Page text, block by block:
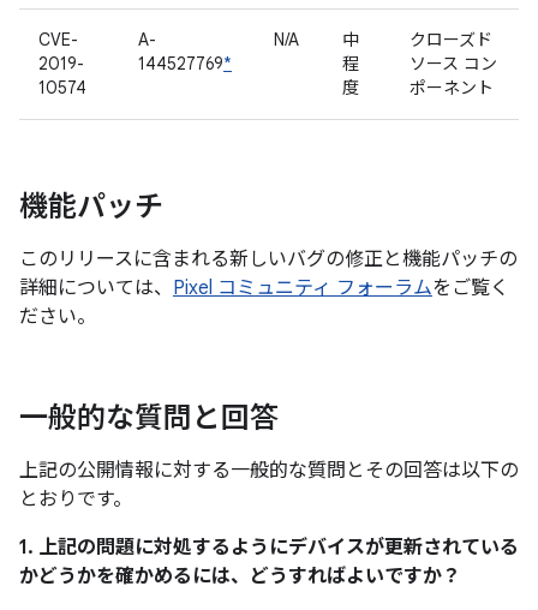
CVE-
2019-
10574
A-
144527769*
N/A
中
程
度
クローズド
ソース コン
ポーネント
機能パッチ
このリリースに含まれる新しいバグの修正と機能パッチの
詳細については、 Pixel コミュニティ フォーラムをご覧く
ださい。
一般的な質問と回答
上記の公開情報に対する一般的な質問とその回答は以下の
とおりです。
1. 上記の問題に対処するようにデバイスが更新されている
かどうかを確かめるには、どうすればよいですか？